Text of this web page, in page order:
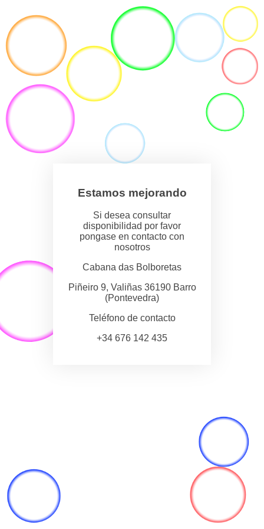
Estamos mejorando
Si desea consultar
disponibilidad por favor
pongase en contacto con
nosotros
Cabana das Bolboretas
Piñeiro 9, Valiñas 36190 Barro
(Pontevedra)
Teléfono de contacto
+34 676 142 435